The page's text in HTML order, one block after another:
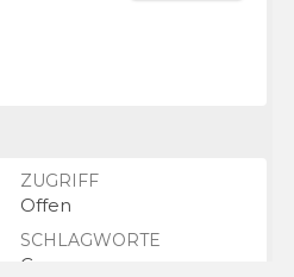
ZUGRIFF
Offen
SCHLAGWORTE
Campus,